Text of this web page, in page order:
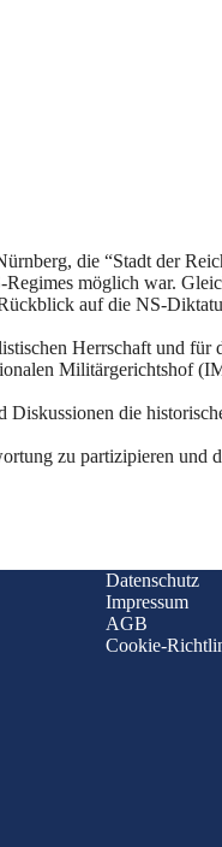
die “Stadt der
möglich war.
auf die NS-
Herrschaft und
Militärgerichtshof
die
zu partizipieren und
Datenschutz
Impressum
AGB
Cookie-